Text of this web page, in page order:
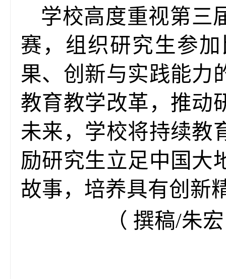
学校高度重视第三
赛，组织研究生参
果、创新与实践能力
教育教学改革，推动
未来，学校将持续教
励研究生立足中国大
故事，培养具有创新
（ 撰稿/朱